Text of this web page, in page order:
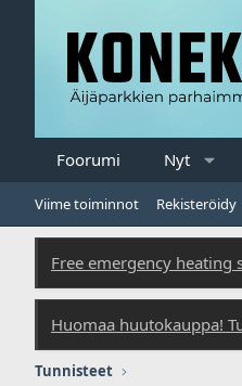
Foorumi Nyt
Viime toiminnot Rekisteröidy
Free emergency heating
Huomaa huutokauppa!
Tunnisteet